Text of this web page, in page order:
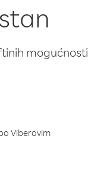
mogućnosti
Viberovim